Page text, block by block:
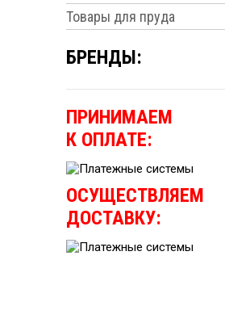
Товары для пруда
БРЕНДЫ:
ПРИНИМАЕМ
К ОПЛАТЕ:
ОСУЩЕСТВЛЯЕМ
ДОСТАВКУ: